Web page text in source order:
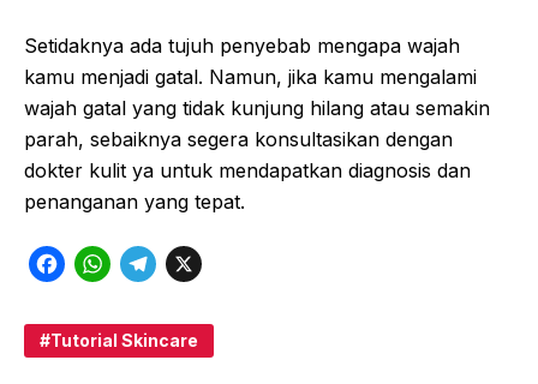
Setidaknya ada tujuh penyebab mengapa wajah
kamu menjadi gatal. Namun, jika kamu mengalami
wajah gatal yang tidak kunjung hilang atau semakin
parah, sebaiknya segera konsultasikan dengan
dokter kulit ya untuk mendapatkan diagnosis dan
penanganan yang tepat.
F
c
W
a
T
l
X
Tutorial Skincare